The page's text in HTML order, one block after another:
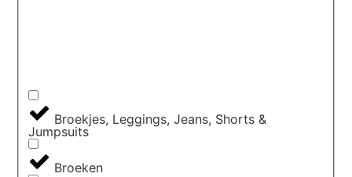
Broekjes, Leggings, Jeans, Shorts &
Jumpsuits
Broeken